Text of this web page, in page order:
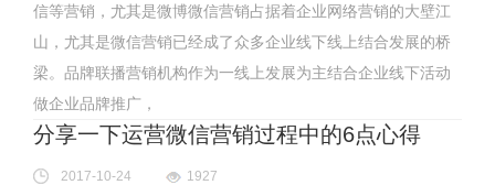
信等营销，尤其是微博微信营销占据着企业网络营销的大壁江
山，尤其是微信营销已经成了众多企业线下线上结合发展的桥
梁。品牌联播营销机构作为一线上发展为主结合企业线下活动
做企业品牌推广，
分享一下运营微信营销过程中的6点心得
2017-10-24 1927